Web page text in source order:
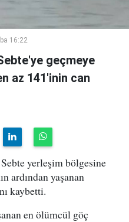
16:22
geçmeye
az 141'inin can
Sebte yerleşim bölgesine
ardından yaşanan
kaybetti.
en ölümcül göç